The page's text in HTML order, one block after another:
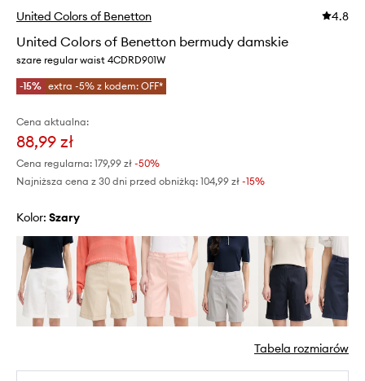
United Colors of Benetton 4.8
United Colors of Benetton bermudy damskie
szare regular waist 4CDRD901W
-15% extra -5% z kodem: OFF*
Cena aktualna:
88,99 zł
Cena regularna: 179,99 zł -50%
Najniższa cena z 30 dni przed obniżką: 104,99 zł -15%
Kolor: szary
Tabela rozmiarów